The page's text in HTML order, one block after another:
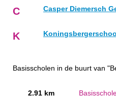
C Casper Diemersch
K
Basisscholen in de buurt van
2.91 km